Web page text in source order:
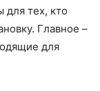
для тех, кто
Главное –
для